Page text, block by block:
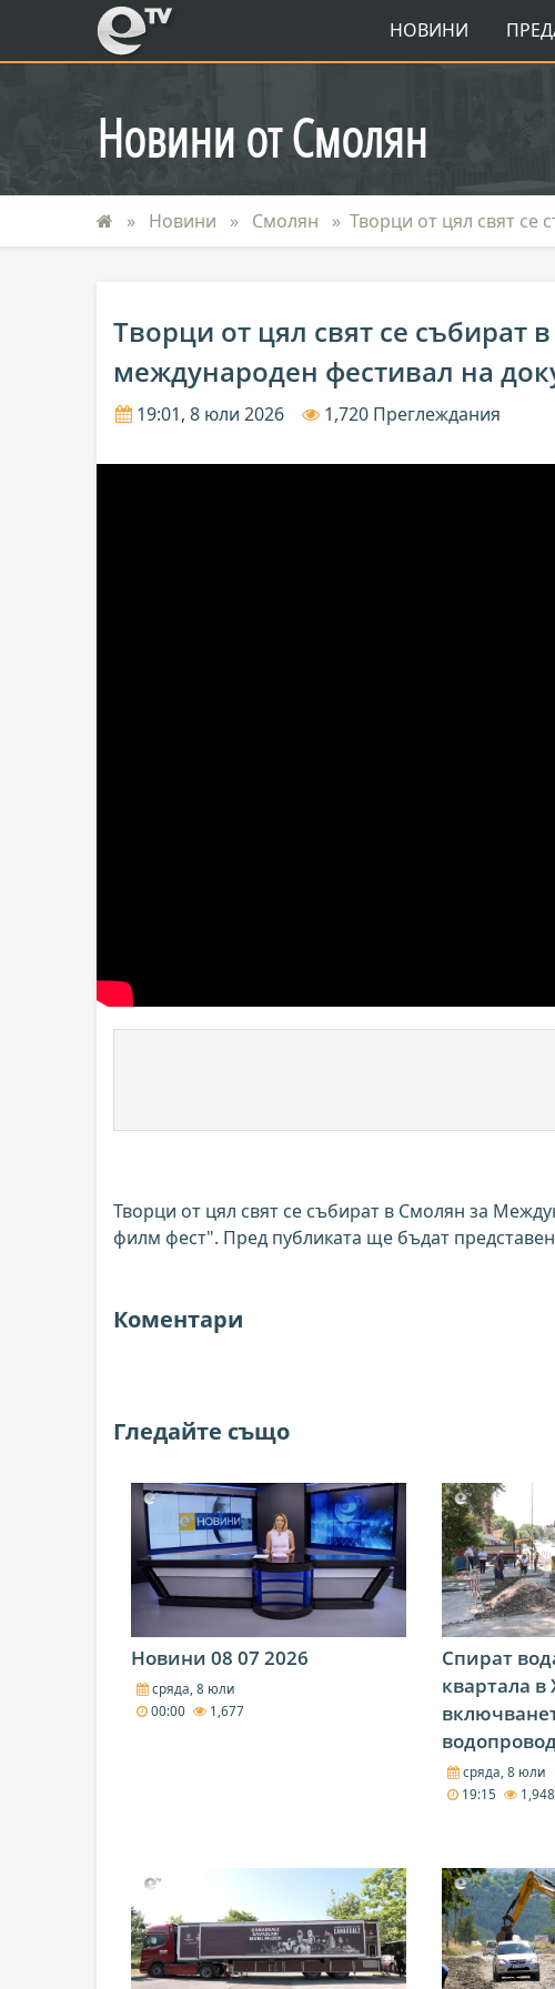
eTV НОВИНИ
Новини от Смолян
Новини Смолян Творци от цял свят се
Творци от цял свят се събират
международен фестивал на
19:01, 8 юли 2026 1,720 Преглеждания
Творци от цял свят се събират в Смолян за
филм фест". Пред публиката ще бъдат
Коментари
Гледайте също
Новини 08 07 2026
сряда, 8 юли
00:00
1,677
Спират
квартала в
сряда, 8 юли
19:15
1,948